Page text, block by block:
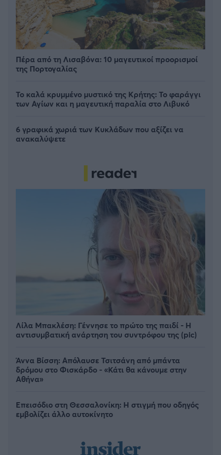
Πέρα από τη Λισαβόνα: 10 μαγευτικοί προορισμοί
της Πορτογαλίας
Το καλά κρυμμένο μυστικό της Κρήτης: Το φαράγγι
των Αγίων και η μαγευτική παραλία στο Λιβυκό
6 γραφικά χωριά των Κυκλάδων που αξίζει να
ανακαλύψετε
Λίλα Μπακλέση: Γέννησε το πρώτο της παιδί - Η
αντισυμβατική ανάρτηση του συντρόφου της (pic)
Άννα Βίσση: Απόλαυσε Τσιτσάνη από μπάντα
δρόμου στο Φισκάρδο - «Κάτι θα κάνουμε στην
Αθήνα»
Επεισόδιο στη Θεσσαλονίκη: Η στιγμή που οδηγός
εμβολίζει άλλο αυτοκίνητο